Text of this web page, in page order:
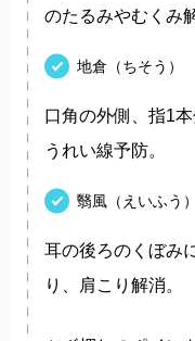
のたるみやむくみ
地倉（ちそう）
口角の外側、指1
うれい線予防。
翳風（えいふう）
耳の後ろのくぼみ
り、肩こり解消。